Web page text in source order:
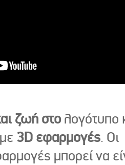
ζωή στο λογότυπο
3D εφαρμογές. Οι
μπορεί να